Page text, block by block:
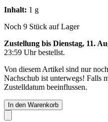
Inhalt: 1 g
Noch 9 Stück auf Lager
Zustellung bis Dienstag, 11.
23:59 Uhrbestellst.
Von diesem Artikel sind nur
Nachschub ist unterwegs! Falls
Zustelldatum beeinflussen.
In den Warenkorb